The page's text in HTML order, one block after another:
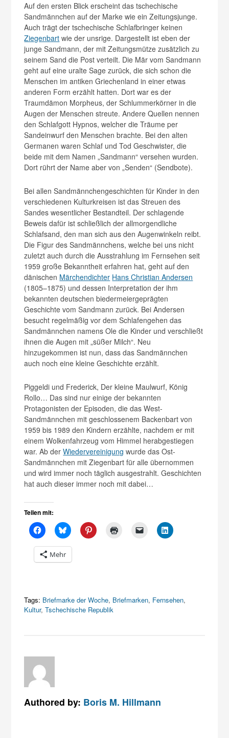
Auf den ersten Blick erscheint das tschechische
Sandmännchen auf der Marke wie ein Zeitungsjunge.
Auch trägt der tschechische Schlafbringer keinen
Ziegenbart wie der unsrige. Dargestellt ist eben der
junge Sandmann, der mit Zeitungsmütze zusätzlich zu
seinem Sand die Post verteilt. Die Mär vom Sandmann
geht auf eine uralte Sage zurück, die sich schon die
Menschen im antiken Griechenland in einer etwas
anderen Form erzählt hatten. Dort war es der
Traumdämon Morpheus, der Schlummerkörner in die
Augen der Menschen streute. Andere Quellen nennen
den Schlafgott Hypnos, welcher die Träume per
Sandeinwurf den Menschen brachte. Bei den alten
Germanen waren Schlaf und Tod Geschwister, die
beide mit dem Namen „Sandmann“ versehen wurden.
Dort rührt der Name aber von „Senden“ (Sendbote).
Bei allen Sandmännchengeschichten für Kinder in den
verschiedenen Kulturkreisen ist das Streuen des
Sandes wesentlicher Bestandteil. Der schlagende
Beweis dafür ist schließlich der allmorgendliche
Schlafsand, den man sich aus den Augenwinkeln reibt.
Die Figur des Sandmännchens, welche bei uns nicht
zuletzt auch durch die Ausstrahlung im Fernsehen seit
1959 große Bekanntheit erfahren hat, geht auf den
dänischen Märchendichter Hans Christian Andersen
(1805–1875) und dessen Interpretation der ihm
bekannten deutschen biedermeiergeprägten
Geschichte vom Sandmann zurück. Bei Andersen
besucht regelmäßig vor dem Schlafengehen das
Sandmännchen namens Ole die Kinder und verschließt
ihnen die Augen mit „süßer Milch“. Neu
hinzugekommen ist nun, dass das Sandmännchen
auch noch eine kleine Geschichte erzählt.
Piggeldi und Frederick, Der kleine Maulwurf, König
Rollo… Das sind nur einige der bekannten
Protagonisten der Episoden, die das West-
Sandmännchen mit geschlossenem Backenbart von
1959 bis 1989 den Kindern erzählte, nachdem er mit
einem Wolkenfahrzeug vom Himmel herabgestiegen
war. Ab derWiedervereinigung wurde das Ost-
Sandmännchen mit Ziegenbart für alle übernommen
und wird immer noch täglich ausgestrahlt. Geschichten
hat auch dieser immer noch mit dabei…
Teilen mit:
Mehr
Tags: Briefmarke der Woche, Briefmarken, Fernsehen,
Kultur,Tschechische Republik
Authored by: Boris M. Hillmann